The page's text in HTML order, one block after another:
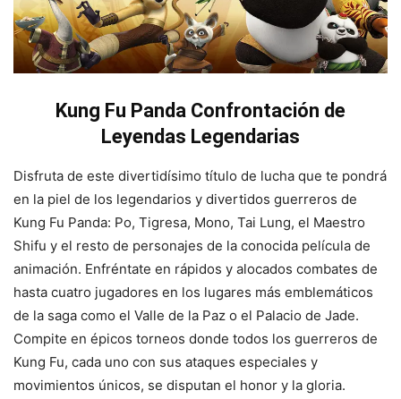
Kung Fu Panda Confrontación de
Leyendas Legendarias
Disfruta de este divertidísimo título de lucha que te pondrá
en la piel de los legendarios y divertidos guerreros de
Kung Fu Panda: Po, Tigresa, Mono, Tai Lung, el Maestro
Shifu y el resto de personajes de la conocida película de
animación. Enfréntate en rápidos y alocados combates de
hasta cuatro jugadores en los lugares más emblemáticos
de la saga como el Valle de la Paz o el Palacio de Jade.
Compite en épicos torneos donde todos los guerreros de
Kung Fu, cada uno con sus ataques especiales y
movimientos únicos, se disputan el honor y la gloria.